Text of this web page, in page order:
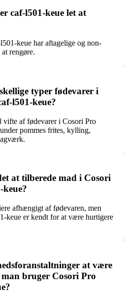
caf-l501-keue let at
keue har aftagelige og non-
rengøre.
typer fødevarer i
l501-keue?
vifte af fødevarer i Cosori Pro
pommes frites, kylling,
at tilberede mad i Cosori
afhængigt af fødevaren, men
keue er kendt for at være hurtigere
at være
bruger Cosori Pro